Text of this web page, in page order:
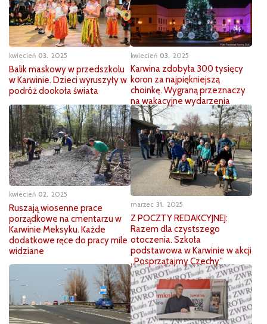
kwiecień 03 2025
Balik maskowy w przedszkolu
w Karwinie. Dzieci wyruszyły w
podróż dookoła świata
kwiecień 03 2025
Karwina zdobyła 300 tysięcy
koron za najpiękniejszą
choinkę. Wygraną przeznaczy
na wakacyjne wydarzenia
kwiecień 02 2025
Ruszają wiosenne prace
porządkowe na cmentarzu w
Karwinie Meksyku. Każde
dodatkowe ręce do pracy mile
widziane
marzec 31 2025
Z POCZTY REDAKCYJNEJ:
Razem dla czystszego
otoczenia. Szkoła
podstawowa w Karwinie w akcji
„Posprzątajmy Czechy”